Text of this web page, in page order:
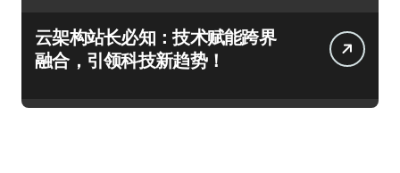
云架构站长必知：技术赋能跨界
融合，引领科技新趋势！